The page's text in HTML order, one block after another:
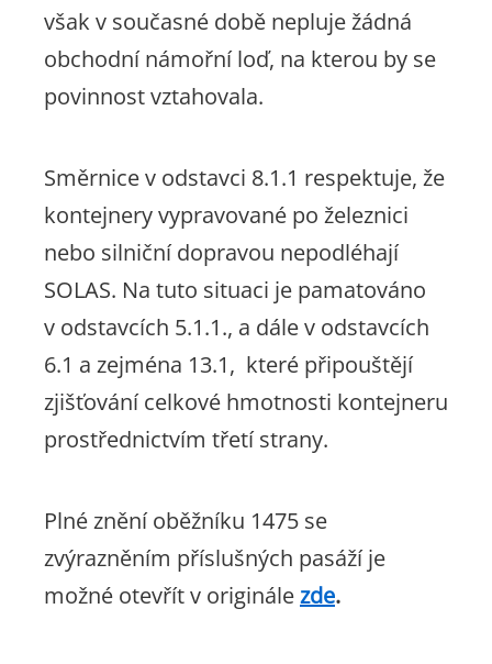
však v současné době nepluje žádná
obchodní námořní loď, na kterou by se
povinnost vztahovala.
Směrnice v odstavci 8.1.1 respektuje, že
kontejnery vypravované po železnici
nebo silniční dopravou nepodléhají
SOLAS. Na tuto situaci je pamatováno
v odstavcích 5.1.1., a dále v odstavcích
6.1 a zejména 13.1, které připouštějí
zjišťování celkové hmotnosti kontejneru
prostřednictvím třetí strany.
Plné znění oběžníku 1475 se
zvýrazněním příslušných pasáží je
možné otevřít v originálezde.